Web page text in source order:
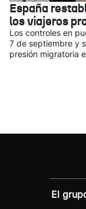
España
los viajeros
Los controles en
7 de septiembre y
presión migratoria
El